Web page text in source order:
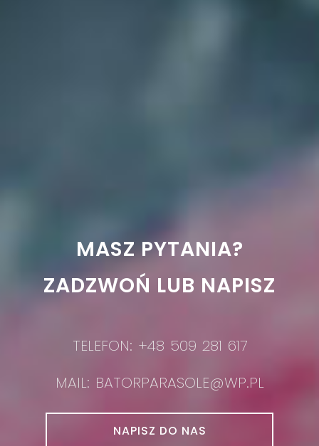
MASZ PYTANIA?
ZADZWOŃ LUB NAPISZ
TELEFON: +48 509 281 617
MAIL: BATORPARASOLE@WP.PL
NAPISZ DO NAS